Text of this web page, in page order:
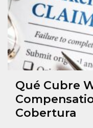
Qué Cubre
Cobertura